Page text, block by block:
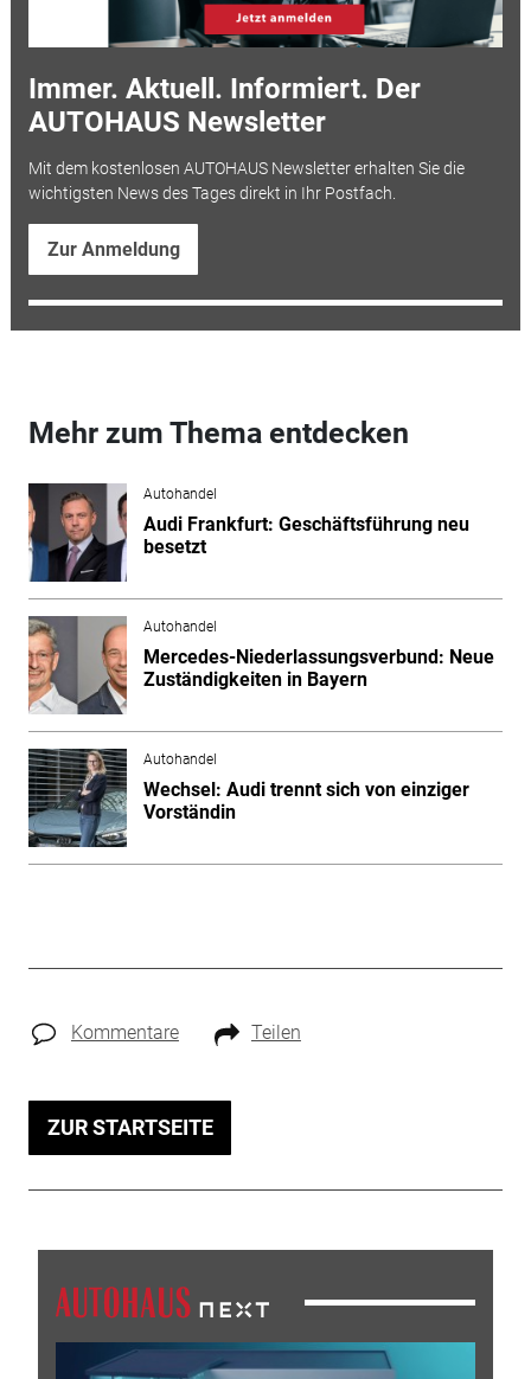
Immer. Aktuell. Informiert. Der
AUTOHAUS Newsletter
Mit dem kostenlosen AUTOHAUS Newsletter erhalten Sie die
wichtigsten News des Tages direkt in Ihr Postfach.
Zur Anmeldung
Mehr zum Thema entdecken
Autohandel
Audi Frankfurt: Geschäftsführung neu
besetzt
Autohandel
Mercedes-Niederlassungsverbund: Neue
Zuständigkeiten in Bayern
Autohandel
Wechsel: Audi trennt sich von einziger
Vorständin
Kommentare Teilen
ZUR STARTSEITE